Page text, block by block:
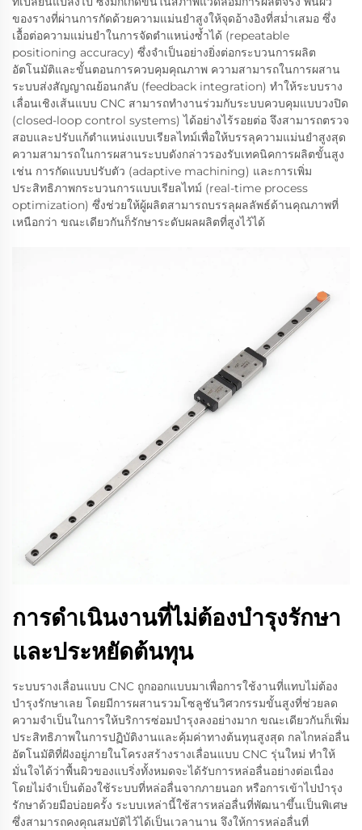
ของรางที่ผ่านการกัดด้วยความแม่นยำสูงให้จุดอ้างอิงที่สม่ำเสมอ ซึ่ง
เอื้อต่อความแม่นยำในการจัดตำแหน่งซ้ำได้ (repeatable
positioning accuracy) ซึ่งจำเป็นอย่างยิ่งต่อกระบวนการผลิต
อัตโนมัติและขั้นตอนการควบคุมคุณภาพ ความสามารถในการผสาน
ระบบส่งสัญญาณย้อนกลับ (feedback integration) ทำให้ระบบราง
เลื่อนเชิงเส้นแบบ CNC สามารถทำงานร่วมกับระบบควบคุมแบบวงปิด
(closed-loop control systems) ได้อย่างไร้รอยต่อ จึงสามารถตรวจ
สอบและปรับแก้ตำแหน่งแบบเรียลไทม์เพื่อให้บรรลุความแม่นยำสูงสุด
ความสามารถในการผสานระบบดังกล่าวรองรับเทคนิคการผลิตขั้นสูง
เช่น การกัดแบบปรับตัว (adaptive machining) และการเพิ่ม
ประสิทธิภาพกระบวนการแบบเรียลไทม์ (real-time process
optimization) ซึ่งช่วยให้ผู้ผลิตสามารถบรรลุผลลัพธ์ด้านคุณภาพที่
เหนือกว่า ขณะเดียวกันก็รักษาระดับผลผลิตที่สูงไว้ได้
การดำเนินงานที่ไม่ต้องบำรุงรักษา
และประหยัดต้นทุน
ระบบรางเลื่อนแบบ CNC ถูกออกแบบมาเพื่อการใช้งานที่แทบไม่ต้อง
บำรุงรักษาเลย โดยมีการผสานรวมโซลูชันวิศวกรรมขั้นสูงที่ช่วยลด
ความจำเป็นในการให้บริการซ่อมบำรุงลงอย่างมาก ขณะเดียวกันก็เพิ่ม
ประสิทธิภาพในการปฏิบัติงานและคุ้มค่าทางต้นทุนสูงสุด กลไกหล่อลื่น
อัตโนมัติที่ฝังอยู่ภายในโครงสร้างรางเลื่อนแบบ CNC รุ่นใหม่ ทำให้
มั่นใจได้ว่าพื้นผิวของแบริ่งทั้งหมดจะได้รับการหล่อลื่นอย่างต่อเนื่อง
โดยไม่จำเป็นต้องใช้ระบบที่หล่อลื่นจากภายนอก หรือการเข้าไปบำรุง
รักษาด้วยมือบ่อยครั้ง ระบบเหล่านี้ใช้สารหล่อลื่นที่พัฒนาขึ้นเป็นพิเศษ
ซึ่งสามารถคงคุณสมบัติไว้ได้เป็นเวลานาน จึงให้การหล่อลื่นที่